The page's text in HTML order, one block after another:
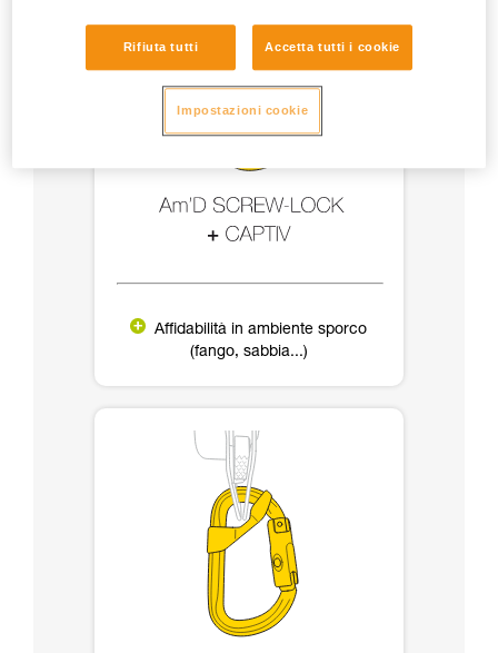
Affidabilità in ambiente sporco
(fango, sabbia...)
Rifiuta tutti Accetta tutti i cookie
Impostazioni cookie